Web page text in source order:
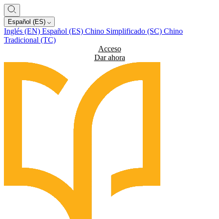
Español (ES)
Inglés (EN) Español (ES) Chino Simplificado (SC) Chino
Tradicional (TC)
Acceso
Dar ahora